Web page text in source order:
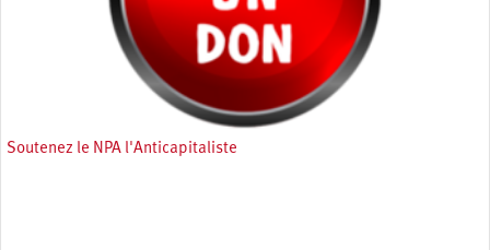
Soutenez le NPA l'Anticapitaliste